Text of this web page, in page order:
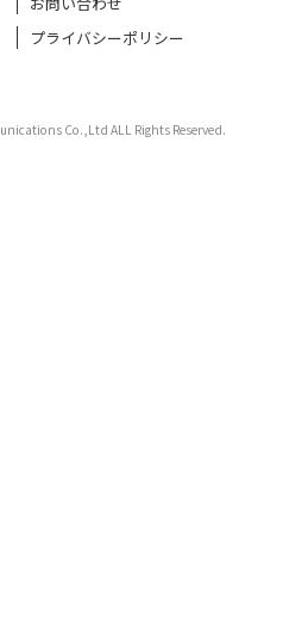
プライバシーポリシー
Co.,Ltd ALL Rights Reserved.